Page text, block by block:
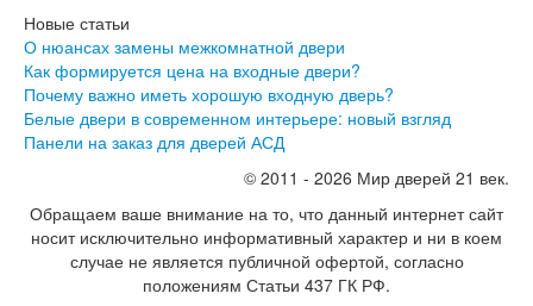
Новые статьи
О нюансах замены межкомнатной двери
Как формируется цена на входные двери?
Почему важно иметь хорошую входную дверь?
Белые двери в современном интерьере: новый взгляд
Панели на заказ для дверей АСД
© 2011 - 2026 Мир дверей 21 век.
Обращаем ваше внимание на то, что данный интернет сайт
носит исключительно информативный характер и ни в коем
случае не является публичной офертой, согласно
положениям Статьи 437 ГК РФ.